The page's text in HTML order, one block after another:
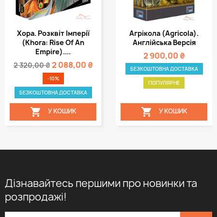
Хора. Розквіт Імперії
(Khora: Rise Of An
Empire)....
2 320,00 ₴2 088,00 ₴
-10%
БЕЗКОШТОВНА ДОСТАВКА
 У КОШИК
Агрікола (Agricola).
Англійська Версія
2 900,00 ₴
БЕЗКОШТОВНА ДОСТАВКА
ПОПУЛЯРНЕ
 У КОШИК
Дізнавайтесь першими про новинки та
розпродажі!